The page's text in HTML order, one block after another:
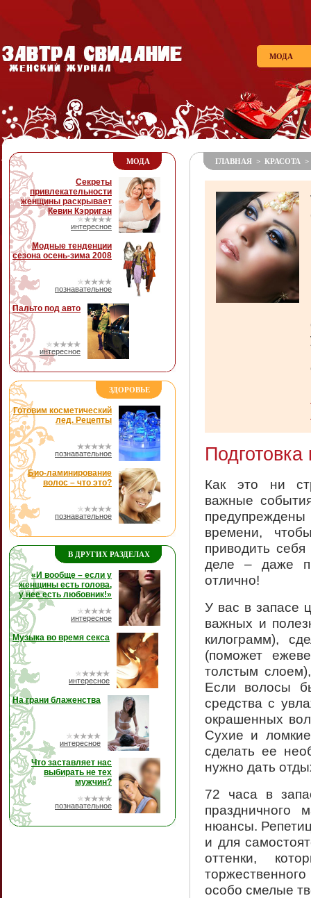
МОДА
МОДА
Секреты
привлекательности
женщины раскрывает
Кевин Кэрриган
интересное
Модные тенденции
сезона осень-зима 2008
познавательное
Пальто под авто
интересное
ЗДОРОВЬЕ
Готовим косметический
лед. Рецепты
познавательное
Био-ламинирование
волос – что это?
познавательное
В ДРУГИХ РАЗДЕЛАХ
«И вообще – если у
женщины есть голова,
у нее есть любовник!»
интересное
Музыка во время секса
интересное
На грани блаженства
интересное
Что заставляет нас
выбирать не тех
мужчин?
познавательное
ГЛАВНАЯ > КРАСОТА
Подготовка
Как это ни
важные
времени,
приводить
деле – даже
отлично!
У вас в запасе
важных и
килограмм),
(поможет
толстым
Если волосы
средства с
окрашенных
Сухие и
сделать ее
нужно дать
72 часа в
праздничного
нюансы.
и для
оттенки,
особо смелые